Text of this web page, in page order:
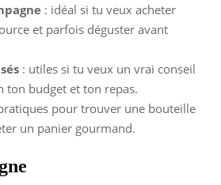
: idéal si tu veux acheter
et parfois déguster avant
: utiles si tu veux un vrai conseil
ton budget et ton repas.
pour trouver une bouteille
un panier gourmand.